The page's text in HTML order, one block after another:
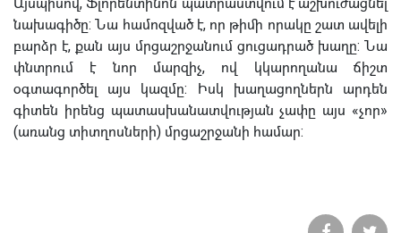
նախագիծը: Նա համոզված է, որ թիմի որակը շատ ավելի
բարձր է, քան այս մրցաշրջանում ցուցադրած խաղը: Նա
փնտրում է նոր մարզիչ, ով կկարողանա ճիշտ
օգտագործել այս կազմը: Իսկ խաղացողներն արդեն
գիտեն իրենց պատասխանատվության չափը այս «չոր»
(առանց տիտղոսների) մրցաշրջանի համար: